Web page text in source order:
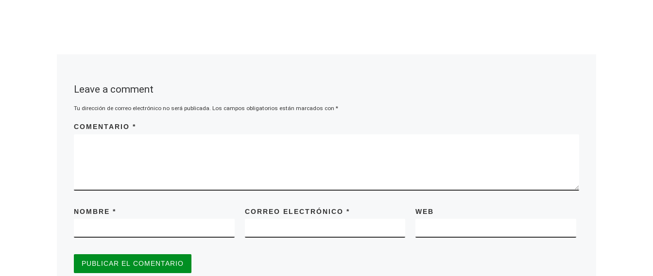
Leave a comment
Tu dirección de correo electrónico no será publicada. Los campos obligatorios están marcados con*
COMENTARIO*
NOMBRE* CORREO ELECTRÓNICO * WEB